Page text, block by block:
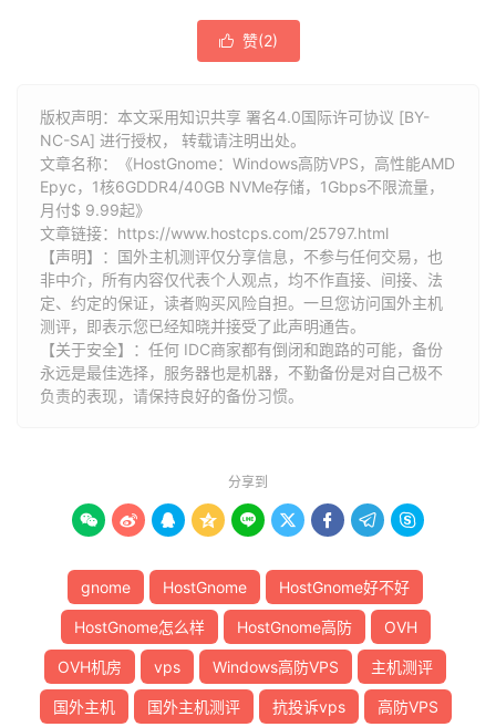
 赞(2)
版权声明：本文采用知识共享 署名4.0国际许可协议 [BY-
NC-SA] 进行授权， 转载请注明出处。
文章名称：《HostGnome：Windows高防VPS，高性能AMD
Epyc，1核6GDDR4/40GB NVMe存储，1Gbps不限流量，
月付$ 9.99起》
文章链接： https://www.hostcps.com/25797.html
【声明】：国外主机测评仅分享信息，不参与任何交易，也
非中介，所有内容仅代表个人观点，均不作直接、间接、法
定、约定的保证，读者购买风险自担。一旦您访问国外主机
测评，即表示您已经知晓并接受了此声明通告。
【关于安全】：任何 IDC商家都有倒闭和跑路的可能，备份
永远是最佳选择，服务器也是机器，不勤备份是对自己极不
负责的表现，请保持良好的备份习惯。
分享到
        
gnome HostGnome HostGnome好不好
HostGnome怎么样 HostGnome高防 OVH
OVH机房 vps Windows高防VPS 主机测评
国外主机 国外主机测评 抗投诉vps 高防VPS